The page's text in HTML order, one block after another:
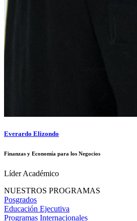
Everardo Elizondo
Finanzas y Economía para los Negocios
Líder Académico
NUESTROS PROGRAMAS
Posgrados
Educación Ejecutiva
Programas Internacionales